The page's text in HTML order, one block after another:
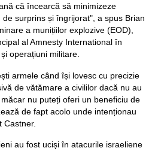
că încearcă să minimizeze
de surprins și îngrijorat", a spus Brian
a munițiilor explozive (EOD),
al Amnesty International în
operațiuni militare.
armele când își lovesc cu precizie
de vătămare a civililor dacă nu au
nu puteți oferi un beneficiu de
de fapt acolo unde intenționau
Castner.
au fost uciși în atacurile israeliene